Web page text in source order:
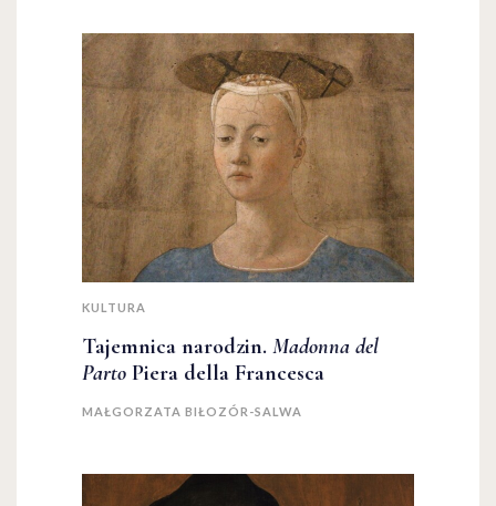
KULTURA
Tajemnica narodzin. Madonna del
Parto Piera della Francesca
MAŁGORZATA BIŁOZÓR-SALWA